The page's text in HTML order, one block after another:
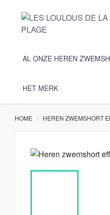
AL ONZE HEREN
HET MERK
HOME HEREN ZWEMSHORT